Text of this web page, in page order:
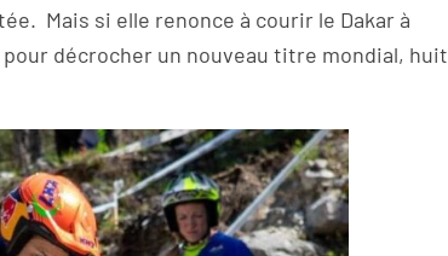
Mais si elle renonce à courir le Dakar à
décrocher un nouveau titre mondial, huit